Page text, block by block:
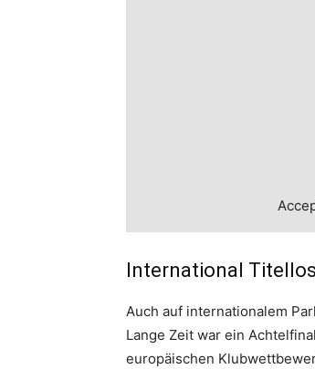
International
Auch auf internationalem
Lange Zeit war ein
europäischen